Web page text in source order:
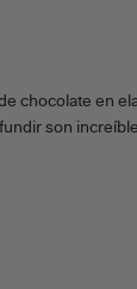
chocolate en
son